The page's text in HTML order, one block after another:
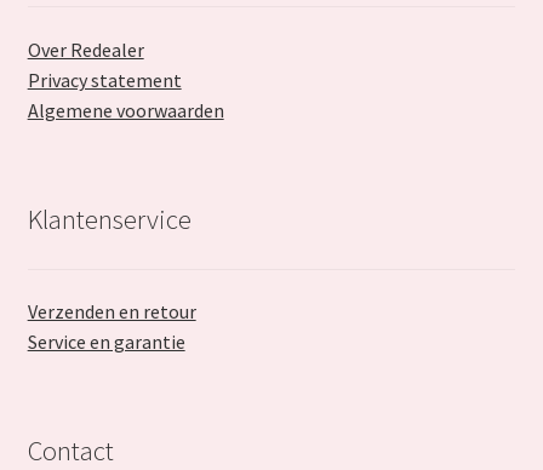
Over Redealer
Privacy statement
Algemene voorwaarden
Klantenservice
Verzenden en retour
Service en garantie
Contact